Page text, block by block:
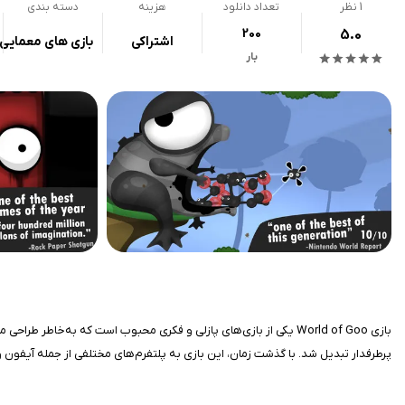
1 نظر
5.0
تعداد دانلود
200
بار
هزینه
اشتراکی
دسته بندی
بازی های معمایی
پرطرفدار تبدیل شد. با گذشت زمان، این بازی به پلتفرم‌های مختلفی از جمله آیفون